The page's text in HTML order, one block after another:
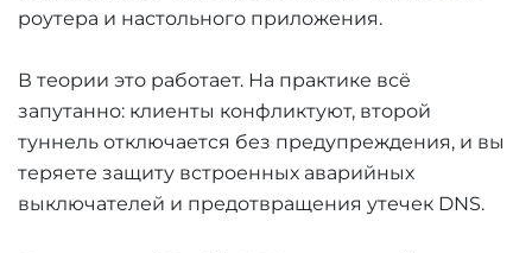
роутера и настольного приложения.
В теории это работает. На практике всё
запутанно: клиенты конфликтуют, второй
туннель отключается без предупреждения, и вы
теряете защиту встроенных аварийных
выключателей и предотвращения утечек DNS.